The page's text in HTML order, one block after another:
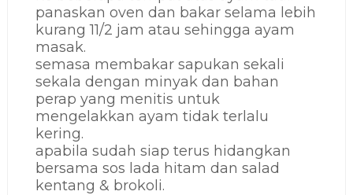
panaskan oven dan bakar selama lebih
kurang 11/2 jam atau sehingga ayam
masak.
semasa membakar sapukan sekali
sekala dengan minyak dan bahan
perap yang menitis untuk
mengelakkan ayam tidak terlalu
kering.
apabila sudah siap terus hidangkan
bersama sos lada hitam dan salad
kentang & brokoli.